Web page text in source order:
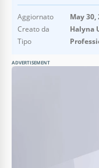
Aggiornato
May 30,
Creato da
Halyna
Tipo
ADVERTISEMENT